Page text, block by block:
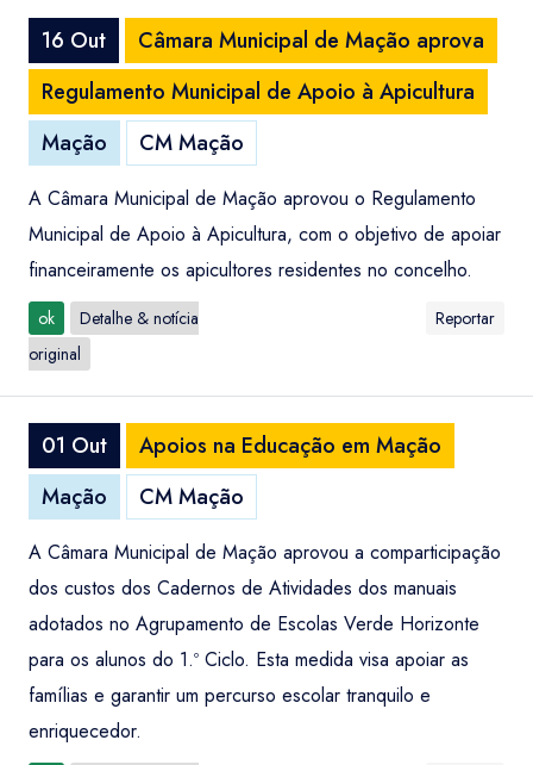
16 Out
Câmara Municipal de Mação aprova
Regulamento Municipal de Apoio à Apicultura
Mação
CM Mação
A Câmara Municipal de Mação aprovou o Regulamento
Municipal de Apoio à Apicultura, com o objetivo de apoiar
financeiramente os apicultores residentes no concelho.
ok
Detalhe & notícia
original
Reportar
01 Out
Apoios na Educação em Mação
Mação
CM Mação
A Câmara Municipal de Mação aprovou a comparticipação
dos custos dos Cadernos de Atividades dos manuais
adotados no Agrupamento de Escolas Verde Horizonte
para os alunos do 1.º Ciclo. Esta medida visa apoiar as
famílias e garantir um percurso escolar tranquilo e
enriquecedor.